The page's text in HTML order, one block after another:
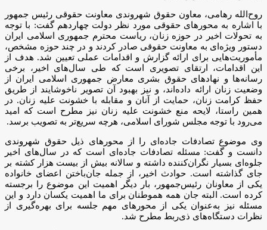
روح‌الله رهامی، معاون حقوق شهروندی معاونت حقوقی رئیس جمهور
با اشاره به محورهای حقوقی مورد نظر دولت چهاردهم گفت: با توجه
به تحولات اخیر در حوزه زنان، ریاست محترم جمهوری اسلامی ایران
دستور ویژه‌ای به معاونت حقوقی صادر کردند و در چند حوزه مشخص،
مأموریت‌هایی برای ارائه گزارش و اقدامات عملی تعیین شد. هدف از
این اقدامات، ارتقای تصویری است که طی سال‌های اخیر، برخی
رسانه‌ها و نهادهای حقوق بشری معارض جمهوری اسلامی ایران از
وضعیت زنان ارائه داده‌اند، و نیز بهبود آن تصویر ناخوشایند از طریق
حفظ کرامت زنان، حمایت از آنان و مقابله با خشونت علیه زنان. در
همین راستا، لایحه منع خشونت علیه زنان نیز مطرح است که امید
می‌رود با توجه مجلس شورای اسلامی، هرچه سریع‌تر به تصویب برسد.
وی موضوع تصادفات جاده‌ای را از محورهای ذیل حقوق شهروندی
دانست و گفت: مسئله تصادفات جاده‌ای است که در سال‌های اخیر
جلوه‌ای بسیار نگران‌کننده داشته و سالانه بیش از بیست هزار کشته بر
جای گذاشته است. حوادث اخیر، از جمله جان‌باختن اعضای خانواده
یکی از معاونان رئیس‌جمهور، بار دیگر اهمیت این موضوع را برجسته
کرده است. البته جان همه هموطنان برای ما اهمیت یکسان دارد و این
مسئله نیز به‌عنوان یکی از محورهای مهم جلسه برای بهره‌گیری از
نظرات دستگاه‌های ذی‌ربط مطرح شد.